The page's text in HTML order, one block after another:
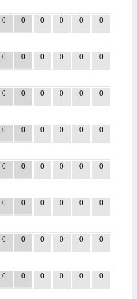
0 0 0 0 0 0
0 0 0 0 0 0
0 0 0 0 0 0
0 0 0 0 0 0
0 0 0 0 0 0
0 0 0 0 0 0
0 0 0 0 0 0
0 0 0 0 0 0